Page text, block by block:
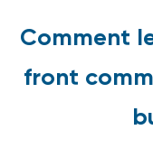
Comment
front